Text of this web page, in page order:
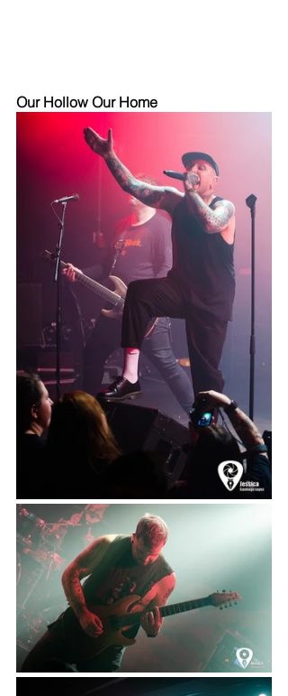
Our Hollow Our Home